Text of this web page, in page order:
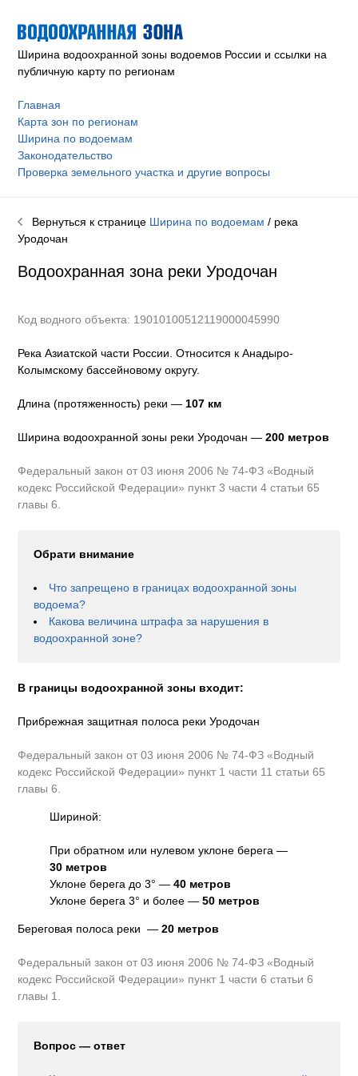
Ширина водоохранной зоны водоемов России и ссылки на
публичную карту по регионам
Главная
Карта зон по регионам
Ширина по водоемам
Законодательство
Проверка земельного участка и другие вопросы
Вернуться к странице Ширина по водоемам / река
Уродочан
Водоохранная зона реки Уродочан
Код водного объекта: 19010100512119000045990
Река Азиатской части России. Относится к Анадыро-
Колымскому бассейновому округу.
Длина (протяженность) реки — 107 км
Ширина водоохранной зоны реки Уродочан —200 метров
Федеральный закон от 03 июня 2006 № 74-ФЗ «Водный
кодекс Российской Федерации» пункт 3 части 4 статьи 65
главы 6.
Обрати внимание
Что запрещено в границах водоохранной зоны
водоема?
Какова величина штрафа за нарушения в
водоохранной зоне?
В границы водоохранной зоны входит:
Прибрежная защитная полоса реки Уродочан
Федеральный закон от 03 июня 2006 № 74-ФЗ «Водный
кодекс Российской Федерации» пункт 1 части 11 статьи 65
главы 6.
Шириной:
При обратном или нулевом уклоне берега —
30 метров
Уклоне берега до 3° —40 метров
Уклоне берега 3° и более —50 метров
Береговая полоса реки —20 метров
Федеральный закон от 03 июня 2006 № 74-ФЗ «Водный
кодекс Российской Федерации» пункт 1 части 6 статьи 6
главы 1.
Вопрос — ответ